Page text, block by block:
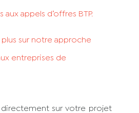
appels d’offres BTP.
plus sur notre approche
entreprises de
directement sur votre projet